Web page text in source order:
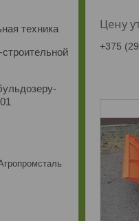
Цену
+375
техника